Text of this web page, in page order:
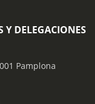
Y DELEGACIONES
Pamplona